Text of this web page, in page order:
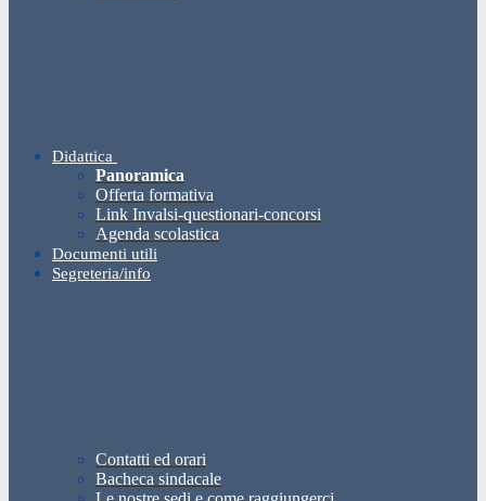
Didattica
Panoramica
Offerta formativa
Link Invalsi-questionari-concorsi
Agenda scolastica
Documenti utili
Segreteria/info
Contatti ed orari
Bacheca sindacale